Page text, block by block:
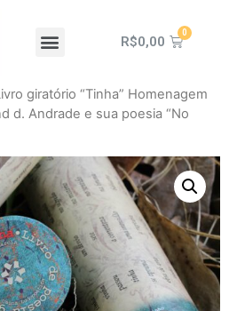
R$0,00
giratório “Tinha” Homenagem
d. Andrade e sua poesia “No